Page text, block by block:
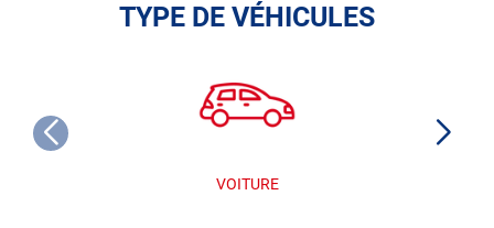
TYPE DE VÉHICULES
VOITURE